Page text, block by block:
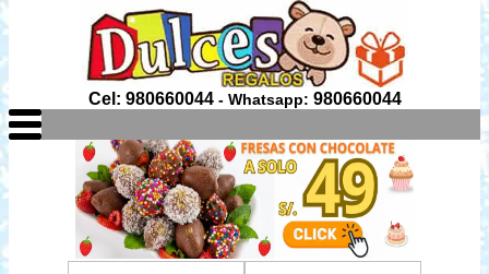
Cel: 980660044- Whatsapp: 980660044